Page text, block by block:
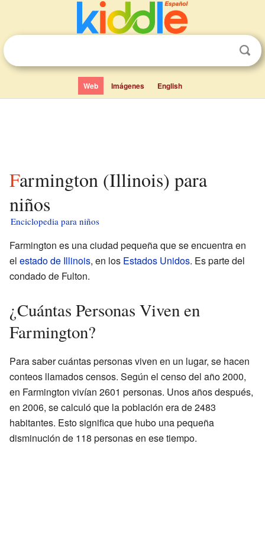
Web Imágenes English
Farmington (Illinois) para
niños
Enciclopedia para niños
Farmington es una ciudad pequeña que se encuentra en
el estado de Illinois, en los Estados Unidos. Es parte del
condado de Fulton.
¿Cuántas Personas Viven en
Farmington?
Para saber cuántas personas viven en un lugar, se hacen
conteos llamados censos. Según el censo del año 2000,
en Farmington vivían 2601 personas. Unos años después,
en 2006, se calculó que la población era de 2483
habitantes. Esto significa que hubo una pequeña
disminución de 118 personas en ese tiempo.